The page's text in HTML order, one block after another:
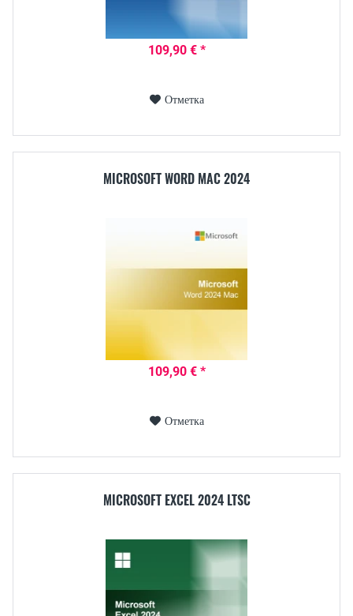
109,90 € *
Отметка
MICROSOFT WORD MAC 2024
109,90 € *
Отметка
MICROSOFT EXCEL 2024 LTSC